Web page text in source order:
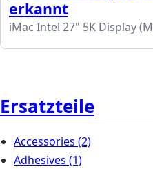
erkannt
iMac Intel 27" 5K Display
Ersatzteile
Accessories (2)
Adhesives (1)